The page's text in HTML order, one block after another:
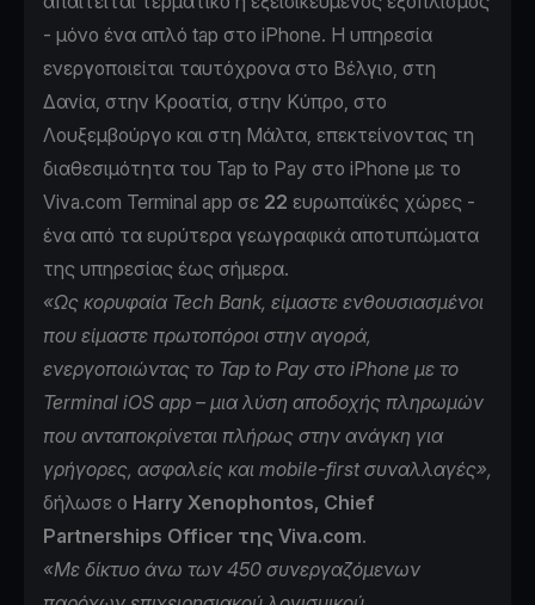
- μόνο ένα απλό tap στο iPhone. Η υπηρεσία
ενεργοποιείται ταυτόχρονα στο Βέλγιο, στη
Δανία, στην Κροατία, στην Κύπρο, στο
Λουξεμβούργο και στη Μάλτα, επεκτείνοντας τη
διαθεσιμότητα του Tap to Pay στο iPhone με το
Viva.com Terminal app σε 22 ευρωπαϊκές χώρες -
ένα από τα ευρύτερα γεωγραφικά αποτυπώματα
της υπηρεσίας έως σήμερα.
«Ως κορυφαία Tech Bank, είμαστε ενθουσιασμένοι
που είμαστε πρωτοπόροι στην αγορά,
ενεργοποιώντας το Tap to Pay στο iPhone με το
Terminal iOS app – μια λύση αποδοχής πληρωμών
που ανταποκρίνεται πλήρως στην ανάγκη για
γρήγορες, ασφαλείς και mobile-first συναλλαγές»,
δήλωσε ο Harry Xenophontos, Chief
Partnerships Officer της Viva.com.
«Με δίκτυο άνω των 450 συνεργαζόμενων